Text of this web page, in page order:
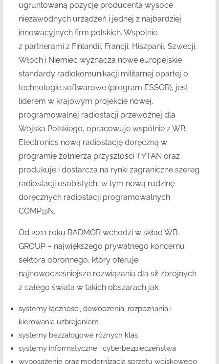
ugruntowaną pozycję producenta wysoce
niezawodnych urządzeń i jednej z najbardziej
innowacyjnych firm polskich. Wspólnie
z partnerami z Finlandii, Francji, Hiszpanii, Szwecji,
Włoch i Niemiec wyznacza nowe europejskie
standardy radiokomunikacji militarnej opartej o
technologie softwarowe (program ESSOR), jest
liderem w krajowym projekcie nowej,
programowalnej radiostacji przewoźnej dla
Wojska Polskiego, opracowuje wspólnie z WB
Electronics nową radiostację doręczną w
programie żołnierza przyszłości TYTAN oraz
produkuje i dostarcza na rynki zagraniczne szereg
radiostacji osobistych, w tym nową rodzinę
doręcznych radiostacji programowalnych
COMP@N.
Od 2011 roku RADMOR wchodzi w skład WB
GROUP – największego prywatnego koncernu
sektora obronnego, który oferuje
najnowocześniejsze rozwiązania dla sił zbrojnych
z całego świata w takich obszarach jak:
systemy łączności, dowodzenia, rozpoznania i
kierowania uzbrojeniem
systemy bezzałogowe różnych klas
systemy informatyczne i cyberbezpieczeństwa
wyposażenie oraz modernizacja sprzętu wojskowego